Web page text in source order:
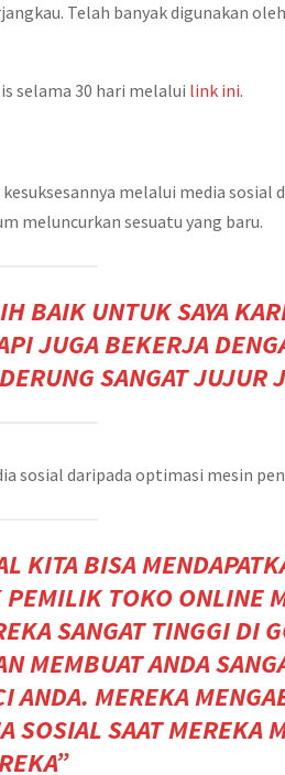
Telah banyak digunakan
selama 30 hari melalui link ini.
melalui media sosial
meluncurkan sesuatu yang baru.
BAIK UNTUK SAYA
JUGA BEKERJA
SANGAT JUJUR
daripada optimasi mesin
KITA BISA
TOKO ONLINE
SANGAT TINGGI DI
MEMBUAT ANDA
ANDA. MEREKA
SOSIAL SAAT MEREKA